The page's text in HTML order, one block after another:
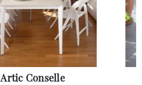
Artic Conselle